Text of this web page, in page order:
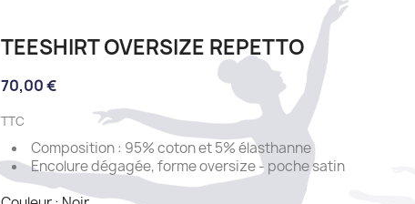
TEESHIRT OVERSIZE REPETTO
70,00 €
TTC
Composition : 95% coton et 5% élasthanne
Encolure dégagée, forme oversize - poche satin